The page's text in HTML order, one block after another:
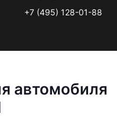
+7 (495) 128-01-88
автомобиля